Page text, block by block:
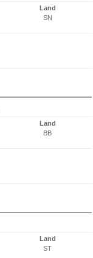
Land
SN
Land
BB
Land
ST